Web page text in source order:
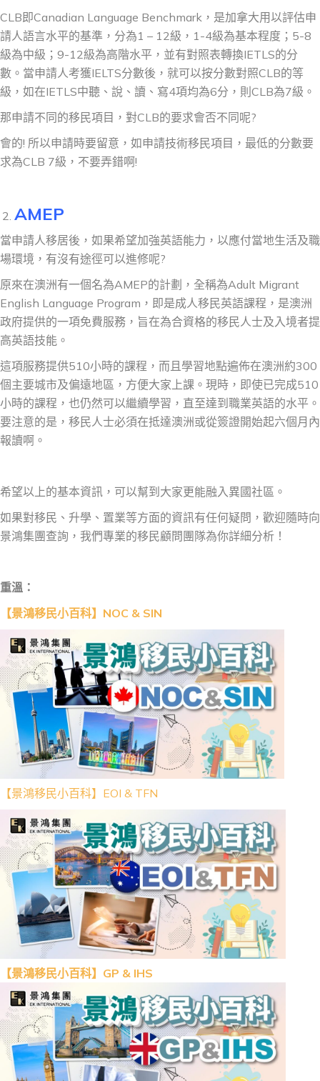
CLB即Canadian Language Benchmark，是加拿大用以評估申
請人語言水平的基準，分為1 – 12級，1-4級為基本程度；5-8
級為中級；9-12級為高階水平，並有對照表轉換IETLS的分
數。當申請人考獲IELTS分數後，就可以按分數對照CLB的等
級，如在IETLS中聽、說、讀、寫4項均為6分，則CLB為7級。
那申請不同的移民項目，對CLB的要求會否不同呢?
會的! 所以申請時要留意，如申請技術移民項目，最低的分數要
求為CLB 7級，不要弄錯啊!
AMEP
當申請人移居後，如果希望加強英語能力，以應付當地生活及職
場環境，有沒有途徑可以進修呢?
原來在澳洲有一個名為AMEP的計劃，全稱為Adult Migrant
English Language Program，即是成人移民英語課程，是澳洲
政府提供的一項免費服務，旨在為合資格的移民人士及入境者提
高英語技能。
這項服務提供510小時的課程，而且學習地點遍佈在澳洲約300
個主要城市及偏遠地區，方便大家上課。現時，即使已完成510
小時的課程，也仍然可以繼續學習，直至達到職業英語的水平。
要注意的是，移民人士必須在抵達澳洲或從簽證開始起六個月內
報讀啊。
希望以上的基本資訊，可以幫到大家更能融入異國社區。
如果對移民、升學、置業等方面的資訊有任何疑問，歡迎隨時向
景鴻集團查詢，我們專業的移民顧問團隊為你詳細分析！
重溫：
【景鴻移民小百科】NOC & SIN
【景鴻移民小百科】EOI & TFN
【景鴻移民小百科】GP & IHS